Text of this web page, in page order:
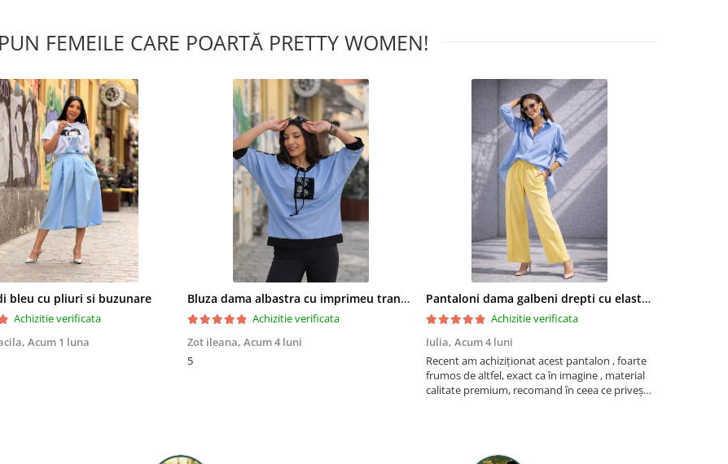
FEMEILE CARE POARTĂ PRETTY WOMEN!
bleu cu pliuri si buzunare
Achizitie verificata
Acum 1 luna
Bluza dama albastra cu imprimeu trandafiri si snur la gat
Achizitie verificata
Zot ileana, Acum 4 luni
5
Pantaloni dama galbeni drepti cu elastic si snur in talie
Achizitie verificata
Iulia, Acum 4 luni
Recent am achiziționat acest pantalon , foarte
frumos de altfel, exact ca în imagine , material
calitate premium, recomand în ceea ce privește